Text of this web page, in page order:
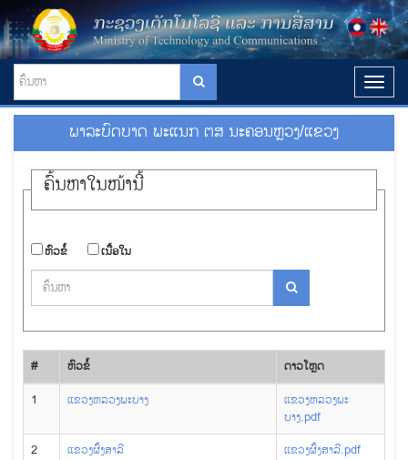
T
o
g
l
e
n
ພາ​ລະ​ບົດ​ບາດ ພະແນກ ຕສ ນະຄອນຫຼວງ/ແຂວງ
ຄົ້ນ​ຫາ​ໃນ​ໜ້ານີ້
​ຫົວ​ຂໍ້ ​ເນື້ອ​ໃນ
# ​ຫົວ​ຂໍ້
ດາວ​ໂຫຼດ
1
ແຂວງ​ຫລວງ​ພະ​ບາງ
ແຂວງ​ຫລວງ​ພະ​
ບາງ.pdf
2
ແຂວງ​ຜົ້ງ​ສາ​ລີ
ແຂວງ​ຜົ້ງ​ສາ​ລີ.pdf